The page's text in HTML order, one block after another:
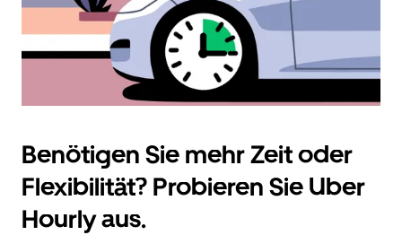
Benötigen Sie mehr Zeit oder
Flexibilität? Probieren Sie Uber
Hourly aus.